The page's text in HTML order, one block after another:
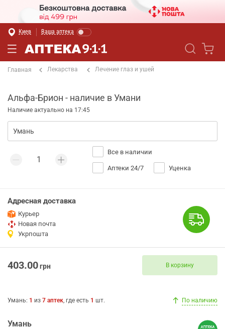
Киев Ваша аптека
Главная Лекарства Лечение глаз и ушей
Альфа-Брион - наличие в Умани
Наличие актуально на 17:45
Все в наличии
Аптеки 24/7 Уценка
Адресная доставка
Курьер
Новая почта
Укрпошта
403.00грн В корзину
Умань: 1 из 7 аптек, где есть 1 шт. По наличию
Умань